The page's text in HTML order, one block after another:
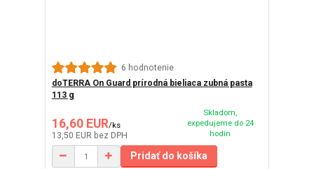
6 hodnotenie
doTERRA On Guard prírodná bieliaca zubná pasta
113 g
16,60 EUR/ks
13,50 EUR bez DPH
Skladom,
expedujeme do 24
hodín
Pridať do košíka